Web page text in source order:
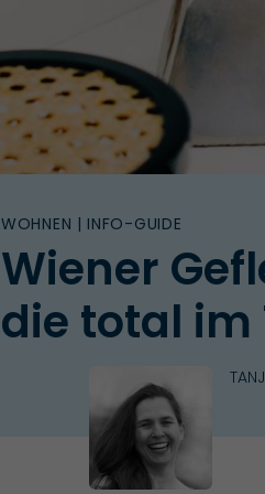
WOHNEN | INFO-GUIDE
Wiener
die total im